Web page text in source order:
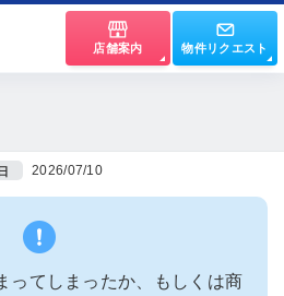
店舗案内 物件リクエスト
2026/07/10
ってしまったか、もしくは商